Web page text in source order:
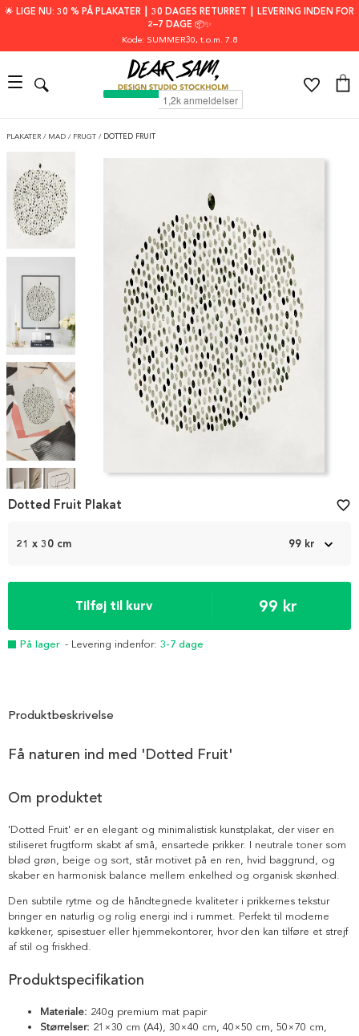
🌟 LIGE NU: 30 % PÅ PLAKATER ┃ 30 DAGES RETURRET ┃ LEVERING INDEN FOR
2–7 DAGE 📦✨
Kode: SUMMER30, t.o.m. 7.8
PLAKATER / MAD / FRUGT / DOTTED FRUIT
Item
1
21 x 30 cm 99 kr
Tilføj til kurv 99 kr
På lager - Levering indenfor: 3-7 dage
Dotted Fruit Plakat favorite_border
Produktbeskrivelse
Få naturen ind med 'Dotted Fruit'
Om produktet
'Dotted Fruit' er en elegant og minimalistisk kunstplakat, der viser en
stiliseret frugtform skabt af små, ensartede prikker. I neutrale toner som
blød grøn, beige og sort, står motivet på en ren, hvid baggrund, og
skaber en harmonisk balance mellem enkelhed og organisk skønhed.
Den subtile rytme og de håndtegnede kvaliteter i prikkernes tekstur
bringer en naturlig og rolig energi ind i rummet. Perfekt til moderne
køkkener, spisestuer eller hjemmekontorer, hvor den kan tilføre et strejf
af stil og friskhed.
Produktspecifikation
Materiale: 240g premium mat papir
Størrelser: 21×30 cm (A4), 30×40 cm, 40×50 cm, 50×70 cm,